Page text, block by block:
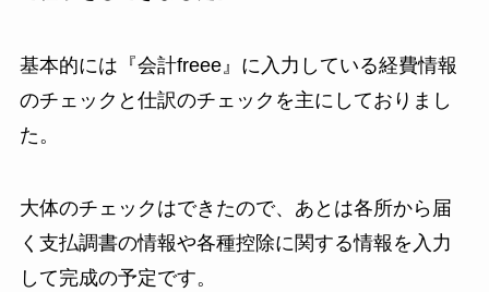
基本的には『会計freee』に入力している経費情報
のチェックと仕訳のチェックを主にしておりまし
た。
大体のチェックはできたので、あとは各所から届
く支払調書の情報や各種控除に関する情報を入力
して完成の予定です。